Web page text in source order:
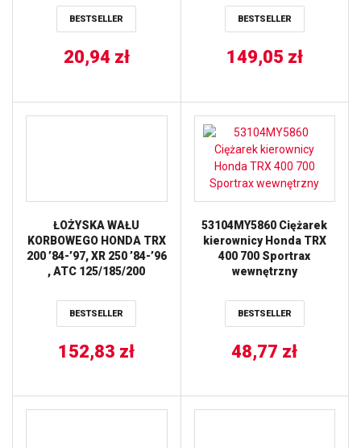
BESTSELLER
20,94 zł
BESTSELLER
149,05 zł
ŁOŻYSKA WAŁU
KORBOWEGO HONDA TRX
200 ’84-’97, XR 250 ’84-’96
, ATC 125/185/200
’01-’07,YAMAHA YFM 250
RAPTOR ’08-’13 TTR
1033) BEARING WORX
BESTSELLER
152,83 zł
53104MY5860 Ciężarek
kierownicy Honda TRX
400 700 Sportrax
wewnętrzny
BESTSELLER
48,77 zł